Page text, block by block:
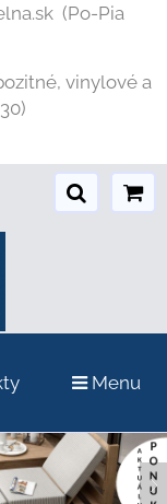
(Po-Pia
vinylové a
Menu